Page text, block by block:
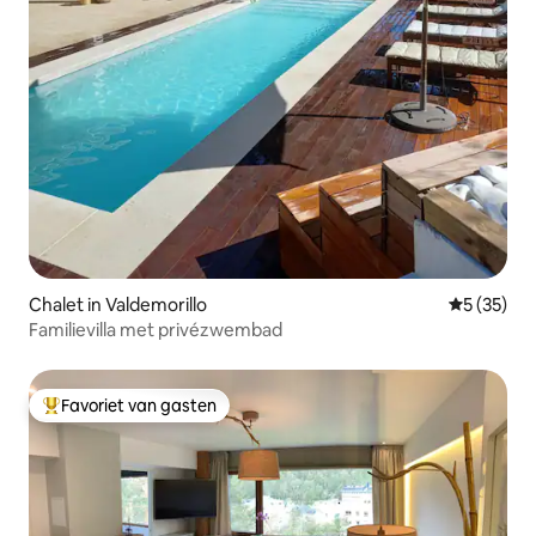
Chalet in Valdemorillo
5 (35)
Familievilla met privézwembad
Topfavoriet van gasten
Favoriet van gasten